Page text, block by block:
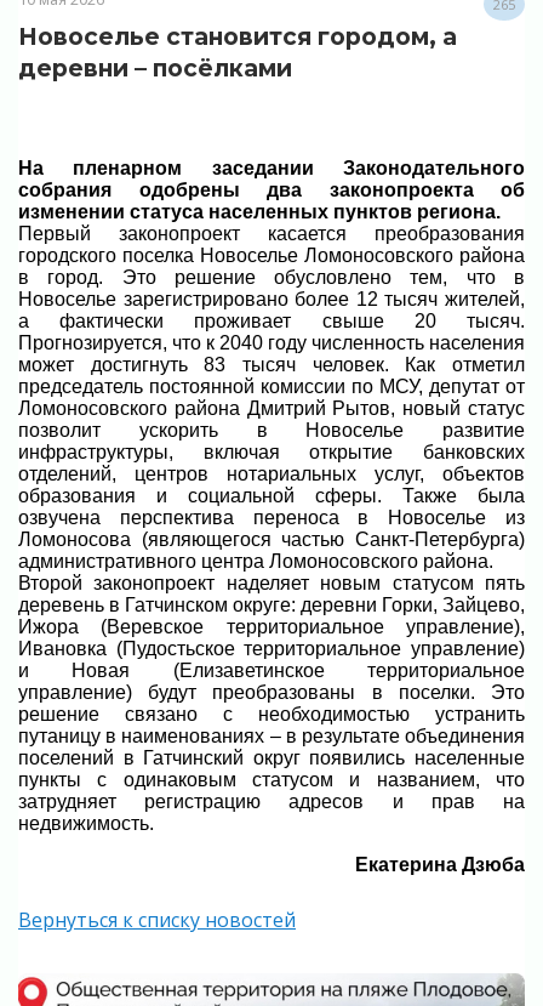
265
Новоселье становится городом, а
деревни – посёлками
На пленарном заседании Законодательного
собрания одобрены два законопроекта об
изменении статуса населенных пунктов региона.
Первый законопроект касается преобразования
городского поселка Новоселье Ломоносовского района
в город. Это решение обусловлено тем, что в
Новоселье зарегистрировано более 12 тысяч жителей,
а фактически проживает свыше 20 тысяч.
Прогнозируется, что к 2040 году численность населения
может достигнуть 83 тысяч человек. Как отметил
председатель постоянной комиссии по МСУ, депутат от
Ломоносовского района Дмитрий Рытов, новый статус
позволит ускорить в Новоселье развитие
инфраструктуры, включая открытие банковских
отделений, центров нотариальных услуг, объектов
образования и социальной сферы. Также была
озвучена перспектива переноса в Новоселье из
Ломоносова (являющегося частью Санкт-Петербурга)
административного центра Ломоносовского района.
Второй законопроект наделяет новым статусом пять
деревень в Гатчинском округе: деревни Горки, Зайцево,
Ижора (Веревское территориальное управление),
Ивановка (Пудостьское территориальное управление)
и Новая (Елизаветинское территориальное
управление) будут преобразованы в поселки. Это
решение связано с необходимостью устранить
путаницу в наименованиях – в результате объединения
поселений в Гатчинский округ появились населенные
пункты с одинаковым статусом и названием, что
затрудняет регистрацию адресов и прав на
недвижимость.
Екатерина Дзюба
Вернуться к списку новостей